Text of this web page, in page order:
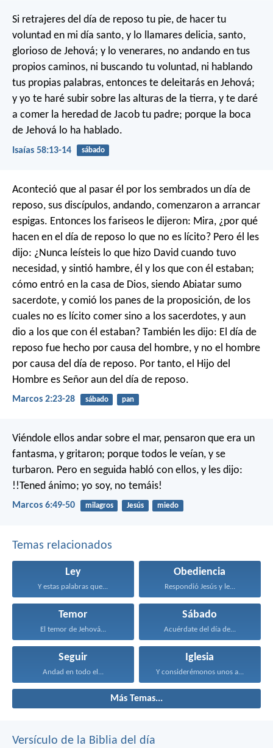
Si retrajeres del día de reposo tu pie, de hacer tu
voluntad en mi día santo, y lo llamares delicia, santo,
glorioso de Jehová; y lo venerares, no andando en tus
propios caminos, ni buscando tu voluntad, ni hablando
tus propias palabras, entonces te deleitarás en Jehová;
y yo te haré subir sobre las alturas de la tierra, y te daré
a comer la heredad de Jacob tu padre; porque la boca
de Jehová lo ha hablado.
Isaías 58:13-14 sábado
Aconteció que al pasar él por los sembrados un día de
reposo, sus discípulos, andando, comenzaron a arrancar
espigas. Entonces los fariseos le dijeron: Mira, ¿por qué
hacen en el día de reposo lo que no es lícito? Pero él les
dijo: ¿Nunca leísteis lo que hizo David cuando tuvo
necesidad, y sintió hambre, él y los que con él estaban;
cómo entró en la casa de Dios, siendo Abiatar sumo
sacerdote, y comió los panes de la proposición, de los
cuales no es lícito comer sino a los sacerdotes, y aun
dio a los que con él estaban? También les dijo: El día de
reposo fue hecho por causa del hombre, y no el hombre
por causa del día de reposo. Por tanto, el Hijo del
Hombre es Señor aun del día de reposo.
Marcos 2:23-28 sábado pan
Viéndole ellos andar sobre el mar, pensaron que era un
fantasma, y gritaron; porque todos le veían, y se
turbaron. Pero en seguida habló con ellos, y les dijo:
!!Tened ánimo; yo soy, no temáis!
Marcos 6:49-50 milagros Jesús miedo
Temas relacionados
Ley
Y estas palabras que...
Obediencia
Respondió Jesús y le...
Temor
El temor de Jehová...
Sábado
Acuérdate del día de...
Seguir
Andad en todo el...
Iglesia
Y considerémonos unos a...
Más Temas...
Versículo de la Biblia del día